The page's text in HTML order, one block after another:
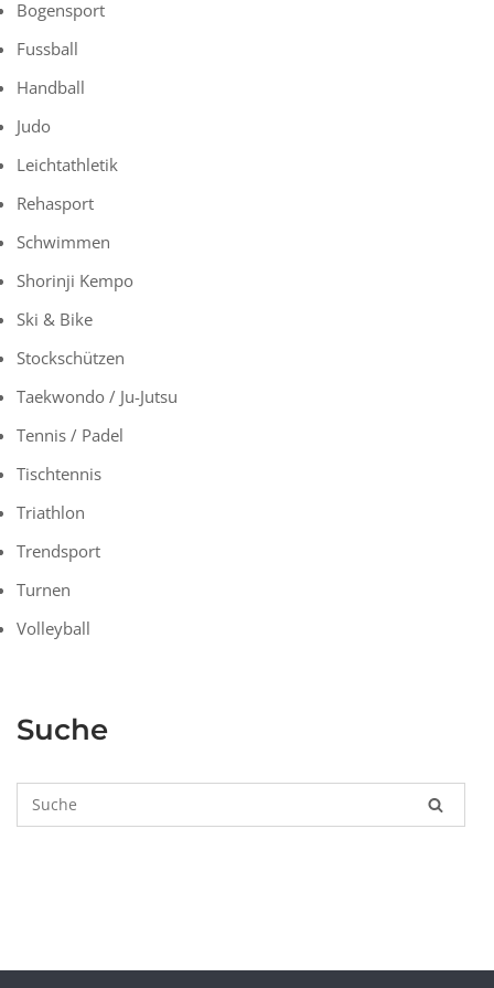
Bogensport
Fussball
Handball
Judo
Leichtathletik
Rehasport
Schwimmen
Shorinji Kempo
Ski & Bike
Stockschützen
Taekwondo / Ju-Jutsu
Tennis / Padel
Tischtennis
Triathlon
Trendsport
Turnen
Volleyball
Suche